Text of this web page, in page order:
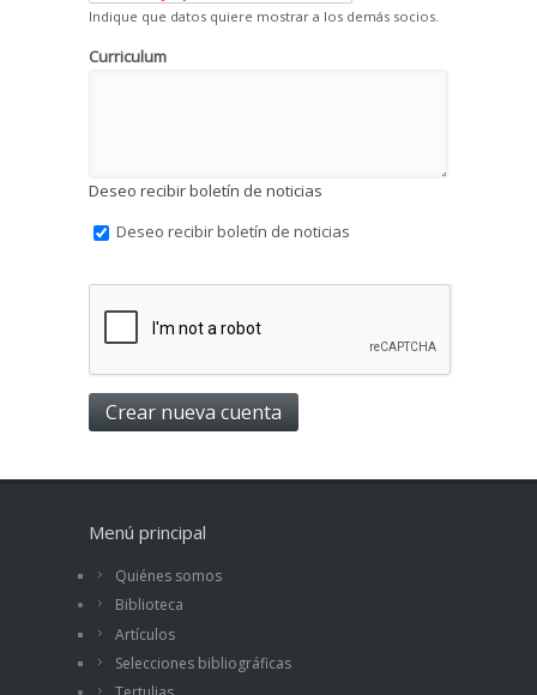
Indique que datos quiere mostrar a los demás socios.
Curriculum
Deseo recibir boletín de noticias
Deseo recibir boletín de noticias
Menú principal
Quiénes somos
Biblioteca
Artículos
Selecciones bibliográficas